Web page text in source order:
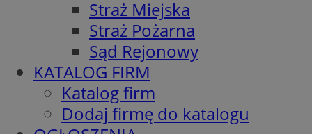
Straż Miejska
Straż Pożarna
Sąd Rejonowy
KATALOG FIRM
Katalog firm
Dodaj firmę do katalogu